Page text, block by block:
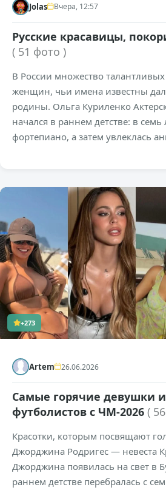
Jolas Вчера, 12:57
Русские красавицы,
( 51 фото )
В России множество
женщин, чьи имена известны
родины. Ольга Куриленко
начался в раннем детстве: в семь
фортепиано, а затем увлеклась
+273
Artem 26.06.2026
Самые горячие девушки
футболистов с ЧМ-2026 (
Красотки, которым посвящают
Джорджина Родригес — невеста
Джорджина появилась на свет в
раннем детстве перебралась с